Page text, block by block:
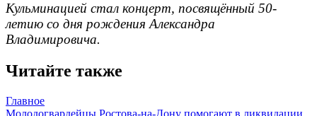
Кульминацией стал концерт, посвящённый 50-
летию со дня рождения Александра
Владимировича.
Читайте также
Главное
Молодогвардейцы Ростова-на-Дону помогают в ликвидации